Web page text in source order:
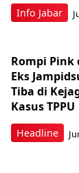
Info Jabar
Headline
Rompi Pink
Eks
Tiba di
Kasus TPPU